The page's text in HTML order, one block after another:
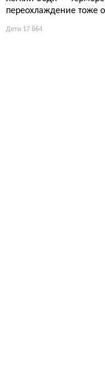
переохлаждение тоже
Дети 17 864